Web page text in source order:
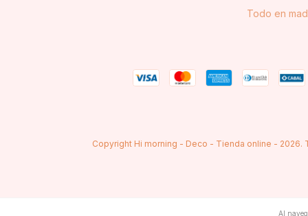
Al
Todo en
Copyright Hi morning - Deco - Tienda online -